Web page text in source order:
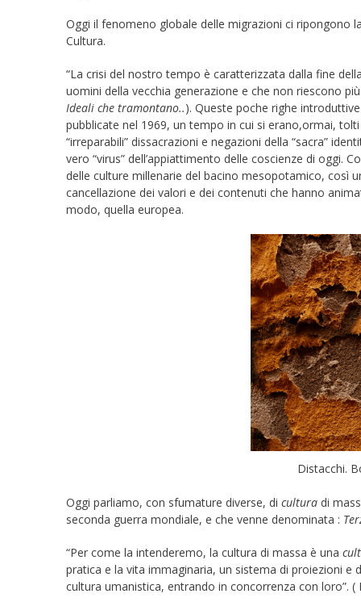
Oggi il fenomeno globale delle migrazioni ci ripongono
Cultura.
“La crisi del nostro tempo è caratterizzata dalla fine
uomini della vecchia generazione e che non riescono
Ideali che tramontano..). Queste poche righe
pubblicate nel 1969, un tempo in cui si erano,ormai,
“irreparabili” dissacrazioni e negazioni della “sacra”
vero “virus” dell’appiattimento delle coscienze di oggi.
delle culture millenarie del bacino mesopotamico, così
cancellazione dei valori e dei contenuti che hanno
modo, quella europea.
Distacchi.
Oggi parliamo, con sfumature diverse, di cultura di
seconda guerra mondiale, e che venne denominata :
“Per come la intenderemo, la cultura di massa è una
pratica e la vita immaginaria, un sistema di proiezioni e
cultura umanistica, entrando in concorrenza con loro”. (